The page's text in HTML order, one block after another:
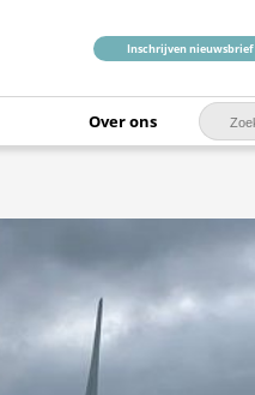
Inschrijven nieuwsbrief
Over ons